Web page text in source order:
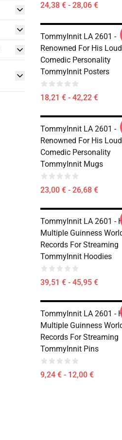
24,38 € - 28,06 €
TommyInnit LA 2601 -
Renowned For His
Comedic Personality
TommyInnit Posters
18,21 € - 42,22 €
TommyInnit LA 2601 -
Renowned For His
Comedic Personality
TommyInnit Mugs
23,00 € - 26,68 €
TommyInnit LA 2601 -
Multiple Guinness
Records For Streaming
TommyInnit Hoodies
39,51 € - 45,95 €
TommyInnit LA 2601 -
Multiple Guinness
Records For Streaming
TommyInnit Pins
9,24 € - 12,00 €